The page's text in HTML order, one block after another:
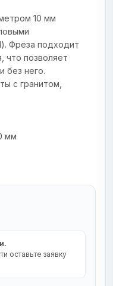
10 мм
Фреза подходит
что позволяет
без него.
с гранитом,
мм
оставьте заявку